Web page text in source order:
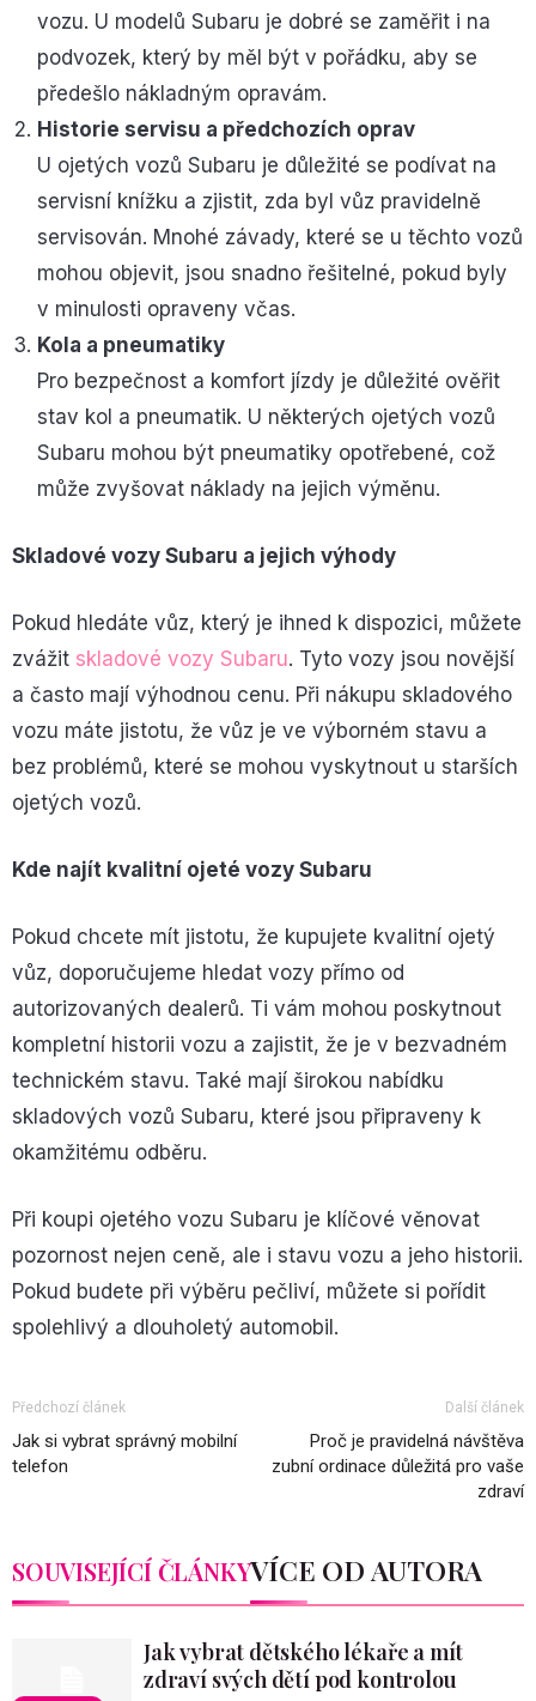
vozu. U modelů Subaru je dobré se zaměřit i na
podvozek, který by měl být v pořádku, aby se
předešlo nákladným opravám.
Historie servisu a předchozích oprav
U ojetých vozů Subaru je důležité se podívat na
servisní knížku a zjistit, zda byl vůz pravidelně
servisován. Mnohé závady, které se u těchto vozů
mohou objevit, jsou snadno řešitelné, pokud byly
v minulosti opraveny včas.
Kola a pneumatiky
Pro bezpečnost a komfort jízdy je důležité ověřit
stav kol a pneumatik. U některých ojetých vozů
Subaru mohou být pneumatiky opotřebené, což
může zvyšovat náklady na jejich výměnu.
Skladové vozy Subaru a jejich výhody
Pokud hledáte vůz, který je ihned k dispozici, můžete
zvážit skladové vozy Subaru. Tyto vozy jsou novější
a často mají výhodnou cenu. Při nákupu skladového
vozu máte jistotu, že vůz je ve výborném stavu a
bez problémů, které se mohou vyskytnout u starších
ojetých vozů.
Kde najít kvalitní ojeté vozy Subaru
Pokud chcete mít jistotu, že kupujete kvalitní ojetý
vůz, doporučujeme hledat vozy přímo od
autorizovaných dealerů. Ti vám mohou poskytnout
kompletní historii vozu a zajistit, že je v bezvadném
technickém stavu. Také mají širokou nabídku
skladových vozů Subaru, které jsou připraveny k
okamžitému odběru.
Při koupi ojetého vozu Subaru je klíčové věnovat
pozornost nejen ceně, ale i stavu vozu a jeho historii.
Pokud budete při výběru pečliví, můžete si pořídit
spolehlivý a dlouholetý automobil.
Předchozí článek
Jak si vybrat správný mobilní
telefon
Další článek
Proč je pravidelná návštěva
zubní ordinace důležitá pro vaše
zdraví
SOUVISEJÍCÍ ČLÁNKYVÍCE OD AUTORA
Jak vybrat dětského lékaře a mít
zdraví svých dětí pod kontrolou